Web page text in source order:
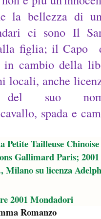
la bellezza di
ci sono Il
figlia; il
cambio della
locali, anche
suo
cavallo, spada e
Petite Tailleuse Chinoise
Gallimard Paris;
su licenza
2001 Mondadori
Romanzo